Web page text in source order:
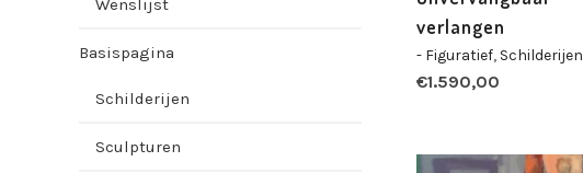
verlangen
- Figuratief, Schilderijen
€1.590,00
Wenslijst
Basispagina
Schilderijen
Sculpturen